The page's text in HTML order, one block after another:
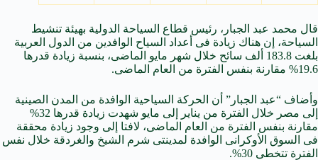
قال محمد عبد الجبار، رئيس قطاع السياحة الدولية بهيئة تنشيط
السياحة، إن هناك زيادة فى أعداد السياح الوافدين من الدول العربية
بلغت 183.8 ألف سائح خلال شهر مايو الماضى، بنسبة زيادة قدرها
19.6% مقارنة بنفس الفترة من العام الماضى.
وأضاف “عبد الجبار” أن الحركة السياحية الوافدة من المدن الصينية
إلى مصر خلال الفترة من يناير إلى مايو شهدت زيادة قدرها 32%
مقارنة بنفس الفترة من العام الماضى، لافتا إلى وجود زيادة محققة
فى السوق الأوكرانى الوافدة لمدينتى شرم الشيخ والغردقة خلال نفس
الفترة تتخطى 30%.